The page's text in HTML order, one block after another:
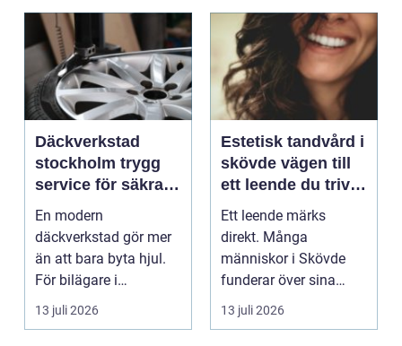
Däckverkstad
stockholm trygg
service för säkra
mil året runt
En modern
däckverkstad gör mer
än att bara byta hjul.
För bilägare i
Stockholm handlar
valet av däck...
13 juli 2026
Estetisk tandvård i
skövde vägen till
ett leende du trivs
med
Ett leende märks
direkt. Många
människor i Skövde
funderar över sina
tänder, men skjuter
upp att gör...
13 juli 2026